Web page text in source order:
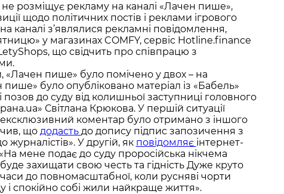
розміщує рекламу на каналі «Лачен пише»,
щодо політичних постів і реклами ігрового
каналі з’являлися рекламні повідомлення,
у магазинах COMFY, сервіс Hotline.finance
що свідчить про співпрацю з
«Лачен пише» було помічено у двох – на
було опубліковано матеріал із «Бабель»
до суду від колишньої заступниці головного
Світлана Крюкова. У першій ситуації
коментар було отримано з іншого
що додасть до допису підпис запозичення з
журналістів». У другій, як повідомляє інтернет-
мене подає до суду проросійська нікчема
захищати свою честь та гідність Дуже круто
до повномасштабної, коли русняві чорти
і спокійно собі жили найкраще життя».